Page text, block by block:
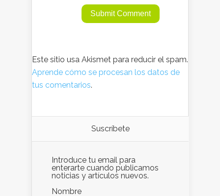
Este sitio usa Akismet para reducir el spam.
Aprende cómo se procesan los datos de
tus comentarios.
Suscríbete
Introduce tu email para
enterarte cuando publicamos
noticias y artículos nuevos.
Nombre